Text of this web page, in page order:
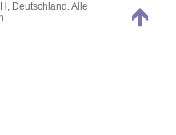
Deutschland. Alle